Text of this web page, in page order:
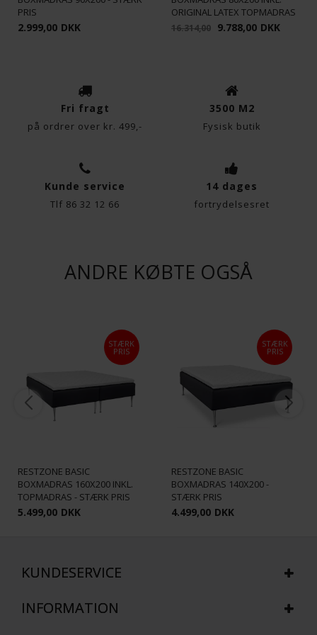
Statistiske
PRIS
2.999,00 DKK
ORIGINAL LATEX TOPMADRAS
16.314,00 9.788,00 DKK
Fri fragt
på ordrer over kr. 499,-
3500 M2
Fysisk butik
Kunde service
Tlf 86 32 12 66
14 dages
fortrydelsesret
ANDRE KØBTE OGSÅ
STÆRK
PRIS
RESTZONE BASIC
BOXMADRAS 160X200 INKL.
TOPMADRAS - STÆRK PRIS
5.499,00 DKK
STÆRK
PRIS
RESTZONE BASIC
BOXMADRAS 140X200 -
STÆRK PRIS
4.499,00 DKK
KUNDESERVICE
INFORMATION